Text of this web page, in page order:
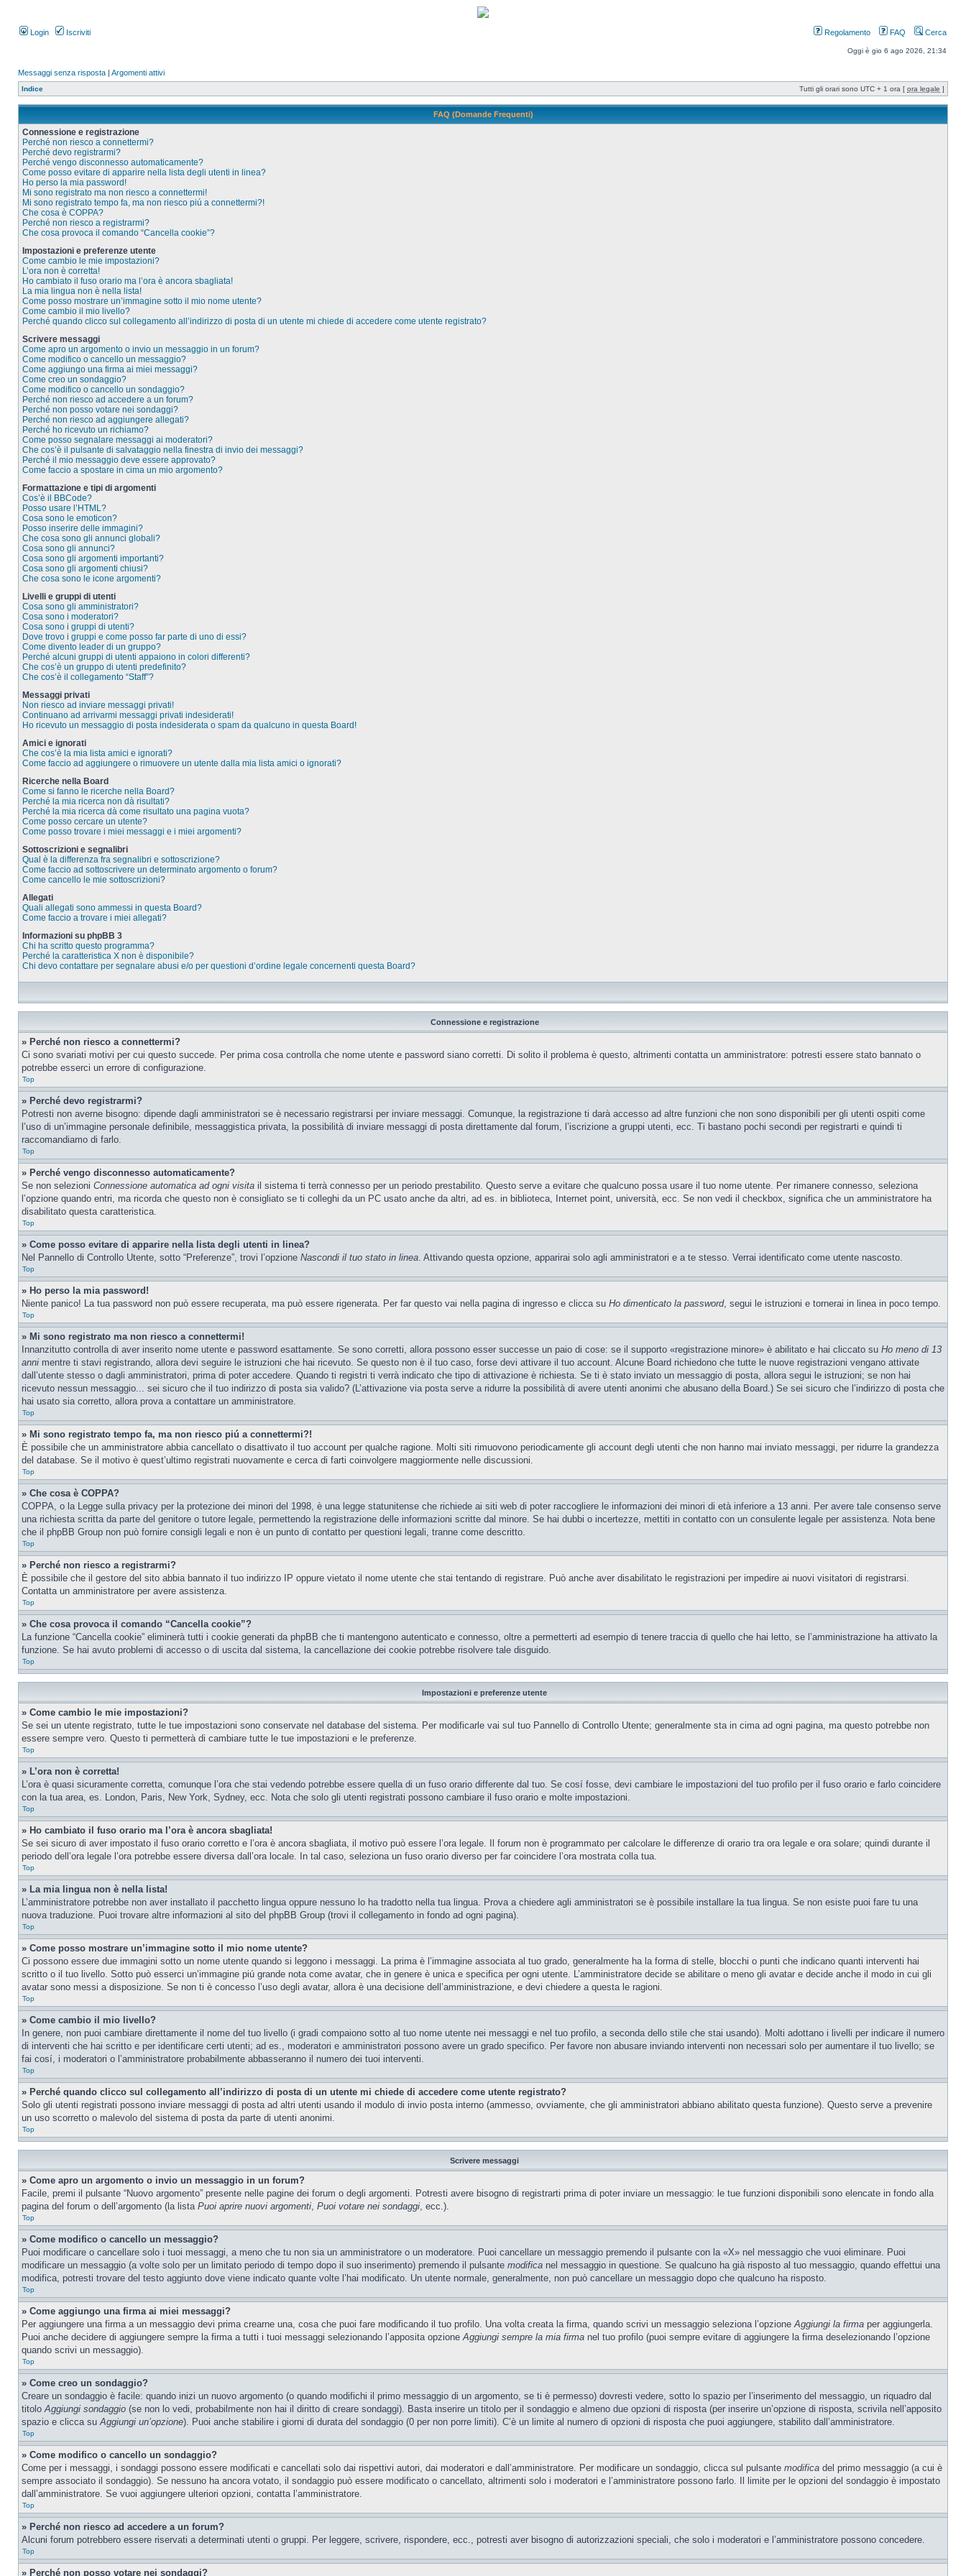
Login Iscriviti Regolamento FAQ Cerca
Oggi è gio 6 ago 2026, 21:34
Messaggi senza risposta | Argomenti attivi
Indice Tutti gli orari sono UTC + 1 ora [ ora legale ]
FAQ (Domande Frequenti)
Connessione e registrazione
Perché non riesco a connettermi?
Perché devo registrarmi?
Perché vengo disconnesso automaticamente?
Come posso evitare di apparire nella lista degli utenti in linea?
Ho perso la mia password!
Mi sono registrato ma non riesco a connettermi!
Mi sono registrato tempo fa, ma non riesco piú a connettermi?!
Che cosa è COPPA?
Perché non riesco a registrarmi?
Che cosa provoca il comando “Cancella cookie”?
Impostazioni e preferenze utente
Come cambio le mie impostazioni?
L’ora non è corretta!
Ho cambiato il fuso orario ma l’ora è ancora sbagliata!
La mia lingua non è nella lista!
Come posso mostrare un’immagine sotto il mio nome utente?
Come cambio il mio livello?
Perché quando clicco sul collegamento all’indirizzo di posta di un utente mi chiede di accedere come utente registrato?
Scrivere messaggi
Come apro un argomento o invio un messaggio in un forum?
Come modifico o cancello un messaggio?
Come aggiungo una firma ai miei messaggi?
Come creo un sondaggio?
Come modifico o cancello un sondaggio?
Perché non riesco ad accedere a un forum?
Perché non posso votare nei sondaggi?
Perché non riesco ad aggiungere allegati?
Perché ho ricevuto un richiamo?
Come posso segnalare messaggi ai moderatori?
Che cos’è il pulsante di salvataggio nella finestra di invio dei messaggi?
Perché il mio messaggio deve essere approvato?
Come faccio a spostare in cima un mio argomento?
Formattazione e tipi di argomenti
Cos’è il BBCode?
Posso usare l’HTML?
Cosa sono le emoticon?
Posso inserire delle immagini?
Che cosa sono gli annunci globali?
Cosa sono gli annunci?
Cosa sono gli argomenti importanti?
Cosa sono gli argomenti chiusi?
Che cosa sono le icone argomenti?
Livelli e gruppi di utenti
Cosa sono gli amministratori?
Cosa sono i moderatori?
Cosa sono i gruppi di utenti?
Dove trovo i gruppi e come posso far parte di uno di essi?
Come divento leader di un gruppo?
Perché alcuni gruppi di utenti appaiono in colori differenti?
Che cos’è un gruppo di utenti predefinito?
Che cos’è il collegamento “Staff”?
Messaggi privati
Non riesco ad inviare messaggi privati!
Continuano ad arrivarmi messaggi privati indesiderati!
Ho ricevuto un messaggio di posta indesiderata o spam da qualcuno in questa Board!
Amici e ignorati
Che cos’è la mia lista amici e ignorati?
Come faccio ad aggiungere o rimuovere un utente dalla mia lista amici o ignorati?
Ricerche nella Board
Come si fanno le ricerche nella Board?
Perché la mia ricerca non dà risultati?
Perché la mia ricerca dà come risultato una pagina vuota?
Come posso cercare un utente?
Come posso trovare i miei messaggi e i miei argomenti?
Sottoscrizioni e segnalibri
Qual è la differenza fra segnalibri e sottoscrizione?
Come faccio ad sottoscrivere un determinato argomento o forum?
Come cancello le mie sottoscrizioni?
Allegati
Quali allegati sono ammessi in questa Board?
Come faccio a trovare i miei allegati?
Informazioni su phpBB 3
Chi ha scritto questo programma?
Perché la caratteristica X non è disponibile?
Chi devo contattare per segnalare abusi e/o per questioni d’ordine legale concernenti questa Board?
Connessione e registrazione
» Perché non riesco a connettermi?
Ci sono svariati motivi per cui questo succede. Per prima cosa controlla che nome utente e password siano corretti. Di solito il problema è questo, altrimenti contatta un amministratore: potresti essere stato bannato o
potrebbe esserci un errore di configurazione.
Top
» Perché devo registrarmi?
Potresti non averne bisogno: dipende dagli amministratori se è necessario registrarsi per inviare messaggi. Comunque, la registrazione ti darà accesso ad altre funzioni che non sono disponibili per gli utenti ospiti come
l’uso di un’immagine personale definibile, messaggistica privata, la possibilità di inviare messaggi di posta direttamente dal forum, l’iscrizione a gruppi utenti, ecc. Ti bastano pochi secondi per registrarti e quindi ti
raccomandiamo di farlo.
Top
» Perché vengo disconnesso automaticamente?
Se non selezioni Connessione automatica ad ogni visita il sistema ti terrà connesso per un periodo prestabilito. Questo serve a evitare che qualcuno possa usare il tuo nome utente. Per rimanere connesso, seleziona
l’opzione quando entri, ma ricorda che questo non è consigliato se ti colleghi da un PC usato anche da altri, ad es. in biblioteca, Internet point, università, ecc. Se non vedi il checkbox, significa che un amministratore ha
disabilitato questa caratteristica.
Top
» Come posso evitare di apparire nella lista degli utenti in linea?
Nel Pannello di Controllo Utente, sotto “Preferenze”, trovi l’opzione Nascondi il tuo stato in linea. Attivando questa opzione, apparirai solo agli amministratori e a te stesso. Verrai identificato come utente nascosto.
Top
» Ho perso la mia password!
Niente panico! La tua password non può essere recuperata, ma può essere rigenerata. Per far questo vai nella pagina di ingresso e clicca su Ho dimenticato la password, segui le istruzioni e tornerai in linea in poco tempo.
Top
» Mi sono registrato ma non riesco a connettermi!
Innanzitutto controlla di aver inserito nome utente e password esattamente. Se sono corretti, allora possono esser successe un paio di cose: se il supporto «registrazione minore» è abilitato e hai cliccato su Ho meno di 13
anni mentre ti stavi registrando, allora devi seguire le istruzioni che hai ricevuto. Se questo non è il tuo caso, forse devi attivare il tuo account. Alcune Board richiedono che tutte le nuove registrazioni vengano attivate
dall’utente stesso o dagli amministratori, prima di poter accedere. Quando ti registri ti verrà indicato che tipo di attivazione è richiesta. Se ti è stato inviato un messaggio di posta, allora segui le istruzioni; se non hai
ricevuto nessun messaggio... sei sicuro che il tuo indirizzo di posta sia valido? (L’attivazione via posta serve a ridurre la possibilità di avere utenti anonimi che abusano della Board.) Se sei sicuro che l’indirizzo di posta che
hai usato sia corretto, allora prova a contattare un amministratore.
Top
» Mi sono registrato tempo fa, ma non riesco piú a connettermi?!
È possibile che un amministratore abbia cancellato o disattivato il tuo account per qualche ragione. Molti siti rimuovono periodicamente gli account degli utenti che non hanno mai inviato messaggi, per ridurre la grandezza
del database. Se il motivo è quest’ultimo registrati nuovamente e cerca di farti coinvolgere maggiormente nelle discussioni.
Top
» Che cosa è COPPA?
COPPA, o la Legge sulla privacy per la protezione dei minori del 1998, è una legge statunitense che richiede ai siti web di poter raccogliere le informazioni dei minori di età inferiore a 13 anni. Per avere tale consenso serve
una richiesta scritta da parte del genitore o tutore legale, permettendo la registrazione delle informazioni scritte dal minore. Se hai dubbi o incertezze, mettiti in contatto con un consulente legale per assistenza. Nota bene
che il phpBB Group non può fornire consigli legali e non è un punto di contatto per questioni legali, tranne come descritto.
Top
» Perché non riesco a registrarmi?
È possibile che il gestore del sito abbia bannato il tuo indirizzo IP oppure vietato il nome utente che stai tentando di registrare. Può anche aver disabilitato le registrazioni per impedire ai nuovi visitatori di registrarsi.
Contatta un amministratore per avere assistenza.
Top
» Che cosa provoca il comando “Cancella cookie”?
La funzione “Cancella cookie” eliminerà tutti i cookie generati da phpBB che ti mantengono autenticato e connesso, oltre a permetterti ad esempio di tenere traccia di quello che hai letto, se l’amministrazione ha attivato la
funzione. Se hai avuto problemi di accesso o di uscita dal sistema, la cancellazione dei cookie potrebbe risolvere tale disguido.
Top
Impostazioni e preferenze utente
» Come cambio le mie impostazioni?
Se sei un utente registrato, tutte le tue impostazioni sono conservate nel database del sistema. Per modificarle vai sul tuo Pannello di Controllo Utente; generalmente sta in cima ad ogni pagina, ma questo potrebbe non
essere sempre vero. Questo ti permetterà di cambiare tutte le tue impostazioni e le preferenze.
Top
» L’ora non è corretta!
L’ora è quasi sicuramente corretta, comunque l’ora che stai vedendo potrebbe essere quella di un fuso orario differente dal tuo. Se cosí fosse, devi cambiare le impostazioni del tuo profilo per il fuso orario e farlo coincidere
con la tua area, es. London, Paris, New York, Sydney, ecc. Nota che solo gli utenti registrati possono cambiare il fuso orario e molte impostazioni.
Top
» Ho cambiato il fuso orario ma l’ora è ancora sbagliata!
Se sei sicuro di aver impostato il fuso orario corretto e l’ora è ancora sbagliata, il motivo può essere l’ora legale. Il forum non è programmato per calcolare le differenze di orario tra ora legale e ora solare; quindi durante il
periodo dell’ora legale l’ora potrebbe essere diversa dall’ora locale. In tal caso, seleziona un fuso orario diverso per far coincidere l’ora mostrata colla tua.
Top
» La mia lingua non è nella lista!
L’amministratore potrebbe non aver installato il pacchetto lingua oppure nessuno lo ha tradotto nella tua lingua. Prova a chiedere agli amministratori se è possibile installare la tua lingua. Se non esiste puoi fare tu una
nuova traduzione. Puoi trovare altre informazioni al sito del phpBB Group (trovi il collegamento in fondo ad ogni pagina).
Top
» Come posso mostrare un’immagine sotto il mio nome utente?
Ci possono essere due immagini sotto un nome utente quando si leggono i messaggi. La prima è l’immagine associata al tuo grado, generalmente ha la forma di stelle, blocchi o punti che indicano quanti interventi hai
scritto o il tuo livello. Sotto può esserci un’immagine piú grande nota come avatar, che in genere è unica e specifica per ogni utente. L’amministratore decide se abilitare o meno gli avatar e decide anche il modo in cui gli
avatar sono messi a disposizione. Se non ti è concesso l’uso degli avatar, allora è una decisione dell’amministrazione, e devi chiedere a questa le ragioni.
Top
» Come cambio il mio livello?
In genere, non puoi cambiare direttamente il nome del tuo livello (i gradi compaiono sotto al tuo nome utente nei messaggi e nel tuo profilo, a seconda dello stile che stai usando). Molti adottano i livelli per indicare il numero
di interventi che hai scritto e per identificare certi utenti; ad es., moderatori e amministratori possono avere un grado specifico. Per favore non abusare inviando interventi non necessari solo per aumentare il tuo livello; se
fai cosí, i moderatori o l’amministratore probabilmente abbasseranno il numero dei tuoi interventi.
Top
» Perché quando clicco sul collegamento all’indirizzo di posta di un utente mi chiede di accedere come utente registrato?
Solo gli utenti registrati possono inviare messaggi di posta ad altri utenti usando il modulo di invio posta interno (ammesso, ovviamente, che gli amministratori abbiano abilitato questa funzione). Questo serve a prevenire
un uso scorretto o malevolo del sistema di posta da parte di utenti anonimi.
Top
Scrivere messaggi
» Come apro un argomento o invio un messaggio in un forum?
Facile, premi il pulsante “Nuovo argomento” presente nelle pagine dei forum o degli argomenti. Potresti avere bisogno di registrarti prima di poter inviare un messaggio: le tue funzioni disponibili sono elencate in fondo alla
pagina del forum o dell’argomento (la lista Puoi aprire nuovi argomenti, Puoi votare nei sondaggi, ecc.).
Top
» Come modifico o cancello un messaggio?
Puoi modificare o cancellare solo i tuoi messaggi, a meno che tu non sia un amministratore o un moderatore. Puoi cancellare un messaggio premendo il pulsante con la «X» nel messaggio che vuoi eliminare. Puoi
modificare un messaggio (a volte solo per un limitato periodo di tempo dopo il suo inserimento) premendo il pulsante modifica nel messaggio in questione. Se qualcuno ha già risposto al tuo messaggio, quando effettui una
modifica, potresti trovare del testo aggiunto dove viene indicato quante volte l’hai modificato. Un utente normale, generalmente, non può cancellare un messaggio dopo che qualcuno ha risposto.
Top
» Come aggiungo una firma ai miei messaggi?
Per aggiungere una firma a un messaggio devi prima crearne una, cosa che puoi fare modificando il tuo profilo. Una volta creata la firma, quando scrivi un messaggio seleziona l’opzioneAggiungi la firma per aggiungerla.
Puoi anche decidere di aggiungere sempre la firma a tutti i tuoi messaggi selezionando l’apposita opzioneAggiungi sempre la mia firma nel tuo profilo (puoi sempre evitare di aggiungere la firma deselezionando l’opzione
quando scrivi un messaggio).
Top
» Come creo un sondaggio?
Creare un sondaggio è facile: quando inizi un nuovo argomento (o quando modifichi il primo messaggio di un argomento, se ti è permesso) dovresti vedere, sotto lo spazio per l’inserimento del messaggio, un riquadro dal
titoloAggiungi sondaggio (se non lo vedi, probabilmente non hai il diritto di creare sondaggi). Basta inserire un titolo per il sondaggio e almeno due opzioni di risposta (per inserire un’opzione di risposta, scrivila nell’apposito
spazio e clicca suAggiungi un’opzione). Puoi anche stabilire i giorni di durata del sondaggio (0 per non porre limiti). C’è un limite al numero di opzioni di risposta che puoi aggiungere, stabilito dall’amministratore.
Top
» Come modifico o cancello un sondaggio?
Come per i messaggi, i sondaggi possono essere modificati e cancellati solo dai rispettivi autori, dai moderatori e dall’amministratore. Per modificare un sondaggio, clicca sul pulsante modifica del primo messaggio (a cui è
sempre associato il sondaggio). Se nessuno ha ancora votato, il sondaggio può essere modificato o cancellato, altrimenti solo i moderatori e l’amministratore possono farlo. Il limite per le opzioni del sondaggio è impostato
dall’amministratore. Se vuoi aggiungere ulteriori opzioni, contatta l’amministratore.
Top
» Perché non riesco ad accedere a un forum?
Alcuni forum potrebbero essere riservati a determinati utenti o gruppi. Per leggere, scrivere, rispondere, ecc., potresti aver bisogno di autorizzazioni speciali, che solo i moderatori e l’amministratore possono concedere.
Top
» Perché non posso votare nei sondaggi?